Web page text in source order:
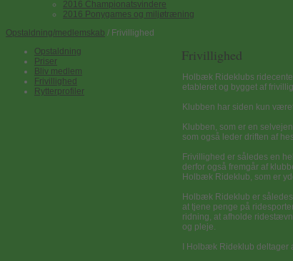
2016 Championatsvindere
2016 Ponygames og miljøtræning
Opstaldning/medlemskab / Frivillighed
Opstaldning
Priser
Bliv medlem
Frivillighed
Rytterprofiler
Frivillighed
Holbæk Rideklubs
etableret og bygget af
Klubben har siden kun
Klubben, som er en
som også leder driften af
Frivillighed er således en
derfor også fremgår af
Holbæk Rideklub, som er
Holbæk Rideklub er
at tjene penge på
ridning, at afholde
og pleje.
I Holbæk Rideklub deltager